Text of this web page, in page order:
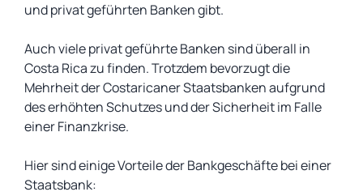
und privat geführten Banken gibt.
Auch viele privat geführte Banken sind überall in
Costa Rica zu finden. Trotzdem bevorzugt die
Mehrheit der Costaricaner Staatsbanken aufgrund
des erhöhten Schutzes und der Sicherheit im Falle
einer Finanzkrise.
Hier sind einige Vorteile der Bankgeschäfte bei einer
Staatsbank: